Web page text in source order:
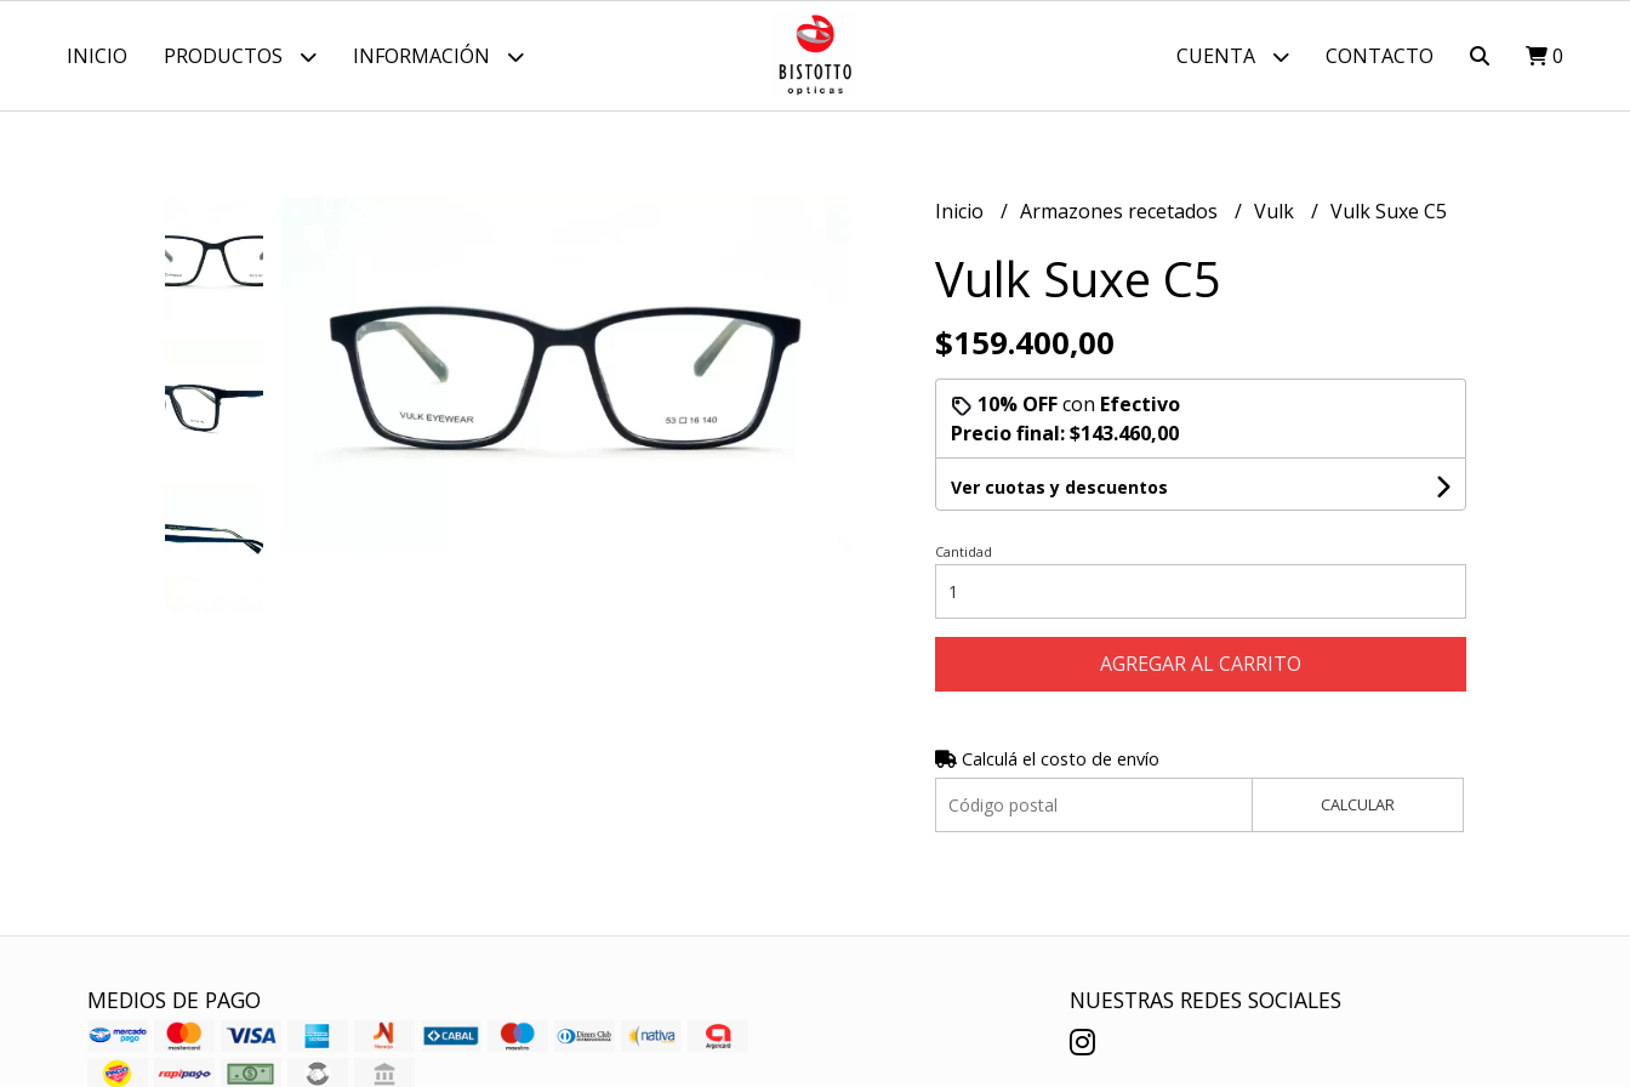
INICIO PRODUCTOS INFORMACIÓN CUENTA CONTACTO 0
Inicio Armazones recetados Vulk Vulk Suxe C5
Vulk Suxe C5
$159.400,00
10% OFFcon Efectivo
Precio final:$143.460,00
Ver cuotas y descuentos
Cantidad
AGREGAR AL CARRITO
Calculá el costo de envío
CALCULAR
MEDIOS DE PAGO NUESTRAS REDES SOCIALES